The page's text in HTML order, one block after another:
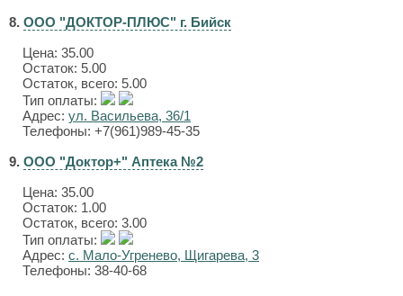
8. ООО "ДОКТОР-ПЛЮС" г. Бийск
Цена: 35.00
Остаток: 5.00
Остаток, всего: 5.00
Тип оплаты:
Адрес: ул. Васильева, 36/1
Телефоны: +7(961)989-45-35
9. ООО "Доктор+" Аптека №2
Цена: 35.00
Остаток: 1.00
Остаток, всего: 3.00
Тип оплаты:
Адрес: с. Мало-Угренево, Щигарева, 3
Телефоны: 38-40-68